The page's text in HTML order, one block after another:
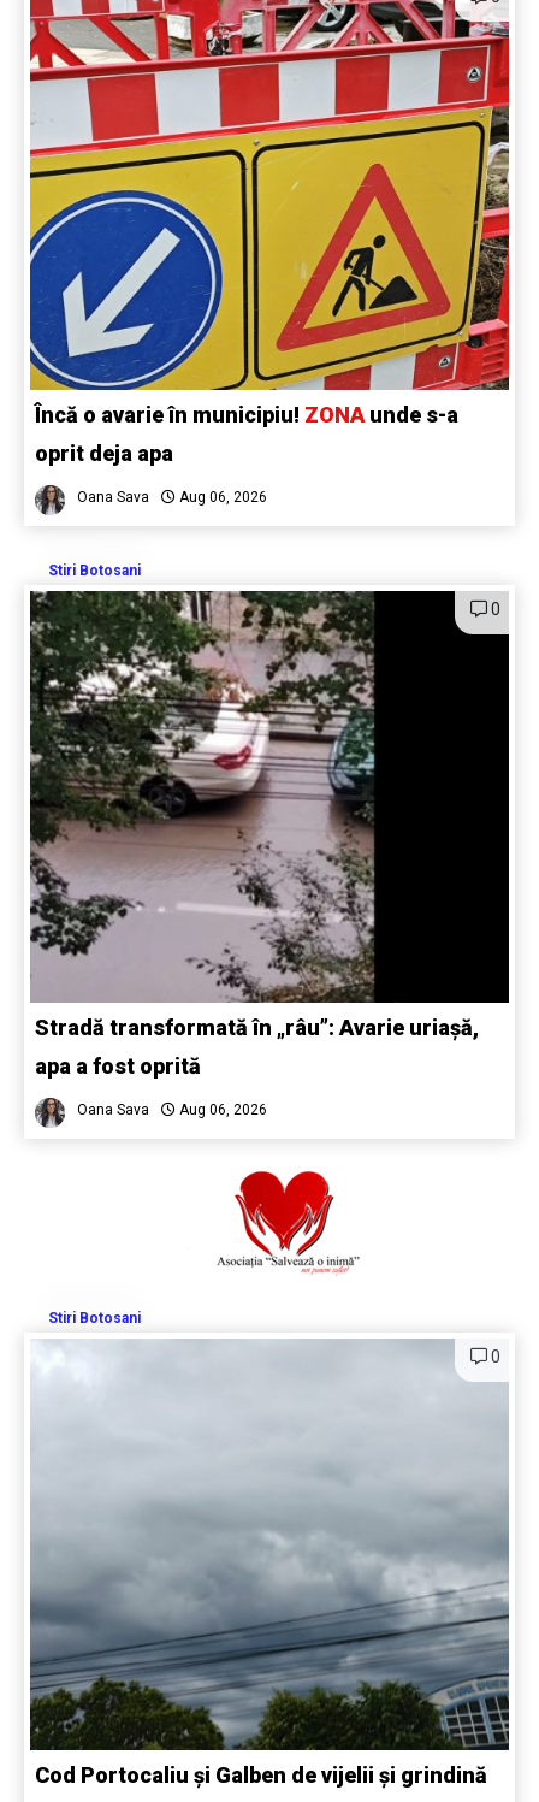
Încă o avarie în municipiu! ZONAunde s-a
oprit deja apa
Oana Sava Aug 06, 2026
Stiri Botosani
0
Stradă transformată în „râu”: Avarie uriașă,
apa a fost oprită
Oana Sava Aug 06, 2026
Stiri Botosani
0
Cod Portocaliu și Galben de vijelii și grindină